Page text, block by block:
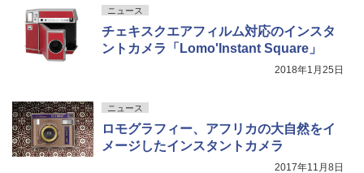
ニュース
チェキスクエアフィルム対応のインスタ
ントカメラ「Lomo'Instant Square」
2018年1月25日
ニュース
ロモグラフィー、アフリカの大自然をイ
メージしたインスタントカメラ
2017年11月8日